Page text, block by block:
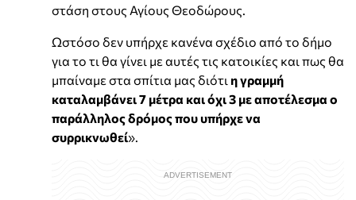
στάση στους Αγίους Θεoδώρους.
Ωστόσο δεν υπήρχε κανένα σχέδιο από το δήμο
για το τι θα γίνει με αυτές τις κατοικίες και πως θα
μπαίναμε στα σπίτια μας διότι η γραμμή
καταλαμβάνει 7 μέτρα και όχι 3 με αποτέλεσμα ο
παράλληλος δρόμος που υπήρχε να
συρρικνωθεί».